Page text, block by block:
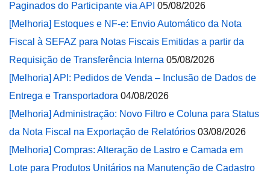
Paginados do Participante via API 05/08/2026
[Melhoria] Estoques e NF-e: Envio Automático da Nota
Fiscal à SEFAZ para Notas Fiscais Emitidas a partir da
Requisição de Transferência Interna 05/08/2026
[Melhoria] API: Pedidos de Venda – Inclusão de Dados de
Entrega e Transportadora 04/08/2026
[Melhoria] Administração: Novo Filtro e Coluna para Status
da Nota Fiscal na Exportação de Relatórios 03/08/2026
[Melhoria] Compras: Alteração de Lastro e Camada em
Lote para Produtos Unitários na Manutenção de Cadastro